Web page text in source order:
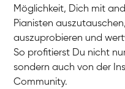
Möglichkeit, Dich mit
Pianisten
auszuprobieren und
So profitierst Du nicht
sondern auch von der
Community.